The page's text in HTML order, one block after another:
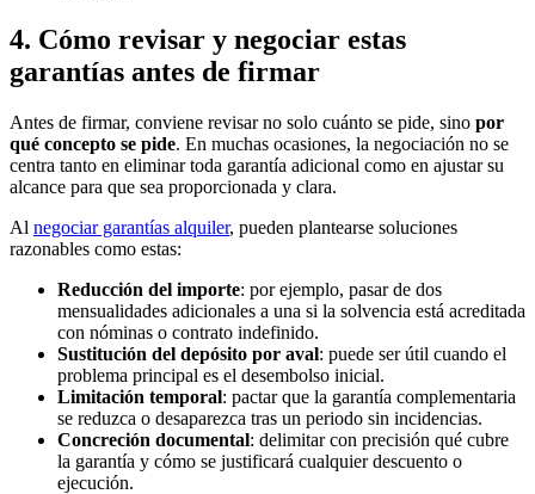
4. Cómo revisar y negociar estas
garantías antes de firmar
Antes de firmar, conviene revisar no solo cuánto se pide, sino por
qué concepto se pide. En muchas ocasiones, la negociación no se
centra tanto en eliminar toda garantía adicional como en ajustar su
alcance para que sea proporcionada y clara.
Al negociar garantías alquiler, pueden plantearse soluciones
razonables como estas:
Reducción del importe: por ejemplo, pasar de dos
mensualidades adicionales a una si la solvencia está acreditada
con nóminas o contrato indefinido.
Sustitución del depósito por aval: puede ser útil cuando el
problema principal es el desembolso inicial.
Limitación temporal: pactar que la garantía complementaria
se reduzca o desaparezca tras un periodo sin incidencias.
Concreción documental: delimitar con precisión qué cubre
la garantía y cómo se justificará cualquier descuento o
ejecución.